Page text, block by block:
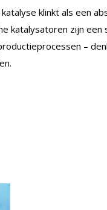
klinkt als een
katalysatoren zijn
–